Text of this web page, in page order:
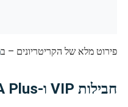
פירוט מלא של הקריטריונים – ב
חבילות VIP ו-GA Plus בווילה פארק